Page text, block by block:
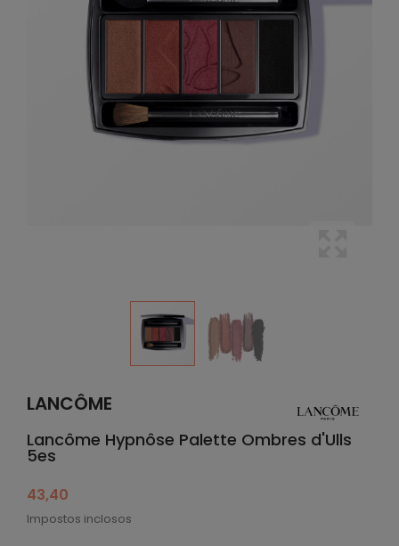
LANCÔME
Lancôme Hypnôse Palette Ombres d'Ulls
5es
43,40
Impostos inclosos